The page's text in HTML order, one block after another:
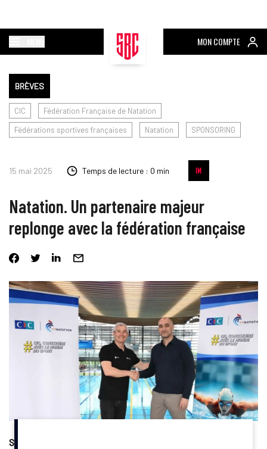
MON COMPTE
BRÈVES
CIC
Fédération Française de Natation
Fédérations sportives françaises
Natation SPONSORING
15 mai 2025 Temps de lecture : 0 min
Natation. Un partenaire majeur
replonge avec la fédération française
Sponsoring.